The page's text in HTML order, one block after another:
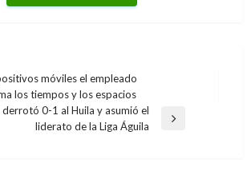
móviles el empleado
los tiempos y los espacios
derrotó 0-1 al Huila y asumió el
liderato de la Liga Águila